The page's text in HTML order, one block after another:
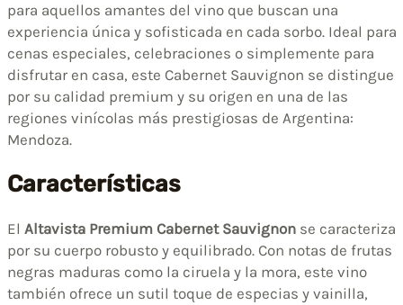
para aquellos amantes del vino que buscan una
experiencia única y sofisticada en cada sorbo. Ideal para
cenas especiales, celebraciones o simplemente para
disfrutar en casa, este Cabernet Sauvignon se distingue
por su calidad premium y su origen en una de las
regiones vinícolas más prestigiosas de Argentina:
Mendoza.
Características
El Altavista Premium Cabernet Sauvignon se caracteriza
por su cuerpo robusto y equilibrado. Con notas de frutas
negras maduras como la ciruela y la mora, este vino
también ofrece un sutil toque de especias y vainilla,